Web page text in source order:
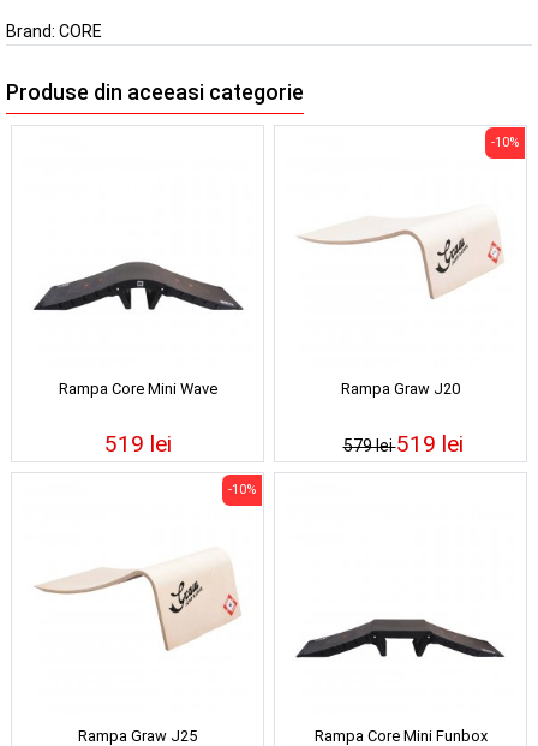
Brand: CORE
Produse din aceeasi categorie
Rampa Core Mini Wave
519 lei
Rampa Graw J20
579 lei
-10%
519 lei
Rampa Graw J25
-10%
Rampa Core Mini Funbox